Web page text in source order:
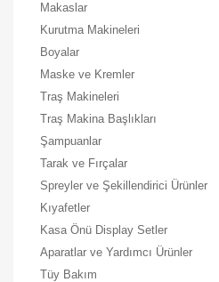
Makaslar
Kurutma Makineleri
Boyalar
Maske ve Kremler
Traş Makineleri
Traş Makina Başlıkları
Şampuanlar
Tarak ve Fırçalar
Spreyler ve Şekillendirici Ürünler
Kıyafetler
Kasa Önü Display Setler
Aparatlar ve Yardımcı Ürünler
Tüy Bakım